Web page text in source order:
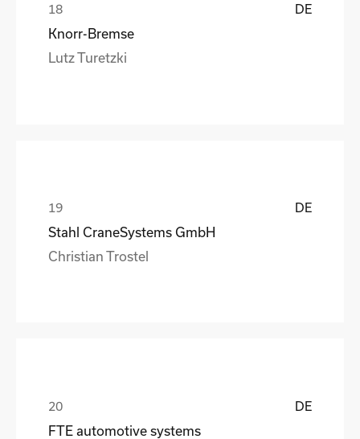
DE
Knorr-Bremse
Lutz Turetzki
DE
Stahl CraneSystems GmbH
Christian Trostel
DE
FTE automotive systems